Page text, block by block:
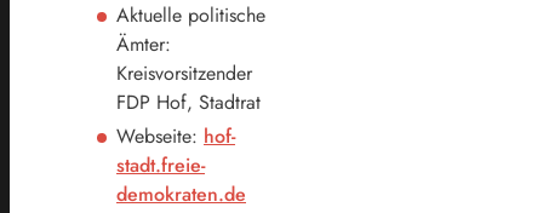
Aktuelle politische
Ämter:
Kreisvorsitzender
FDP Hof, Stadtrat
Webseite: hof-
stadt.freie-
demokraten.de